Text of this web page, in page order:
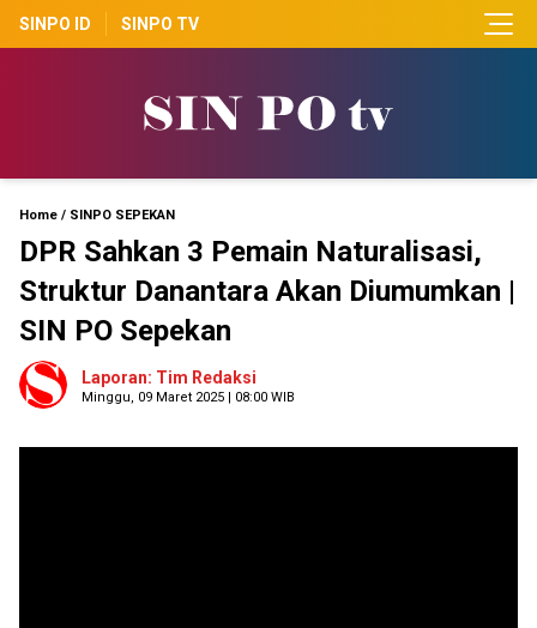
SINPO ID SINPO TV
Home / SINPO SEPEKAN
DPR Sahkan 3 Pemain Naturalisasi,
Struktur Danantara Akan Diumumkan |
SIN PO Sepekan
Laporan: Tim Redaksi
Minggu, 09 Maret 2025 | 08:00 WIB